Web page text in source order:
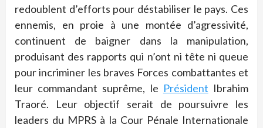
redoublent d’efforts pour déstabiliser le pays. Ces
ennemis, en proie à une montée d’agressivité,
continuent de baigner dans la manipulation,
produisant des rapports qui n’ont ni tête ni queue
pour incriminer les braves Forces combattantes et
leur commandant suprême, le Président Ibrahim
Traoré. Leur objectif serait de poursuivre les
leaders du MPRS à la Cour Pénale Internationale